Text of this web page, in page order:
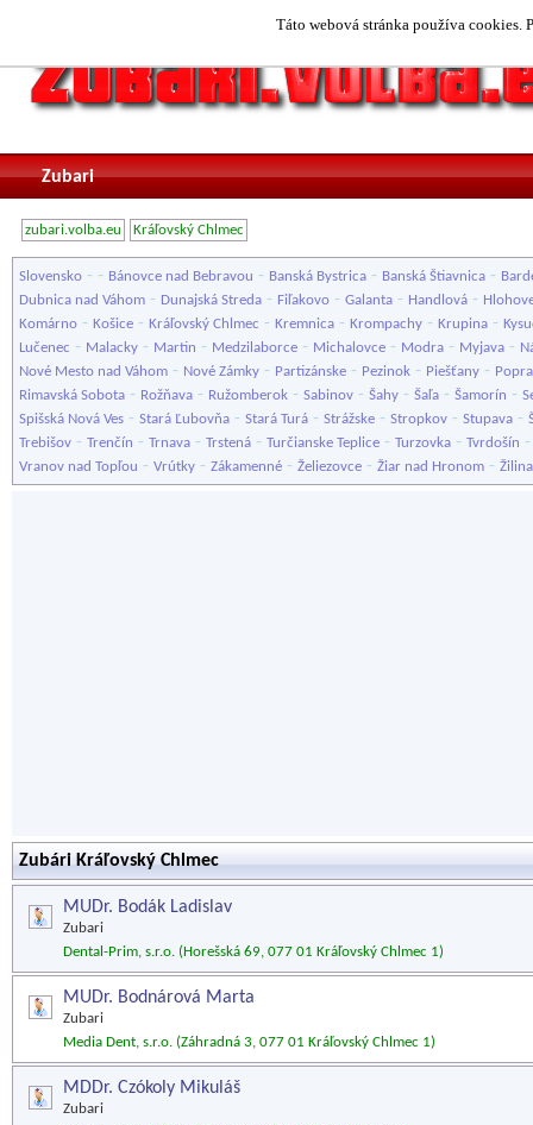
Táto webová stránka používa cookies.
Zubari
zubari.volba.eu Kráľovský Chlmec
Slovensko - - Bánovce nad Bebravou - Banská Bystrica - Banská Štiavnica -
Dubnica nad Váhom - Dunajská Streda - Fiľakovo - Galanta - Handlová -
Komárno - Košice - Kráľovský Chlmec - Kremnica - Krompachy - Krupina -
Lučenec - Malacky - Martin - Medzilaborce - Michalovce - Modra - Myjava -
Nové Mesto nad Váhom - Nové Zámky - Partizánske - Pezinok - Piešťany -
Rimavská Sobota - Rožňava - Ružomberok - Sabinov - Šahy - Šaľa - Šamorín -
Spišská Nová Ves - Stará Ľubovňa - Stará Turá - Strážske - Stropkov - Stupava -
Trebišov - Trenčín - Trnava - Trstená - Turčianske Teplice - Turzovka - Tvrdošín
Vranov nad Topľou - Vrútky - Zákamenné - Želiezovce - Žiar nad Hronom - Žilina
Zubári Kráľovský Chlmec
MUDr. Bodák Ladislav
Zubari
Dental-Prim, s.r.o. (Horešská 69, 077 01 Kráľovský Chlmec 1)
MUDr. Bodnárová Marta
Zubari
Media Dent, s.r.o. (Záhradná 3, 077 01 Kráľovský Chlmec 1)
MDDr. Czókoly Mikuláš
Zubari